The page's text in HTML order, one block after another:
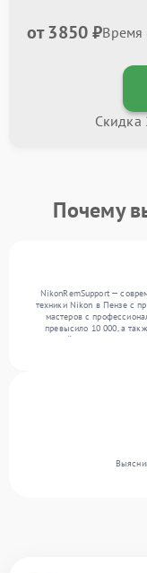
от 3850 ₽Время
Скидка
Почему
NikonRemSupport —
техники Nikon в Пензе с
мастеров с
превысило 10 000, а
сервисный центр
различного уровня